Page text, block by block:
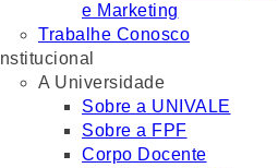
e Marketing
Trabalhe Conosco
Institucional
A Universidade
Sobre a UNIVALE
Sobre a FPF
Corpo Docente